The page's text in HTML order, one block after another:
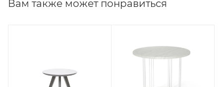
Вам также может понравиться